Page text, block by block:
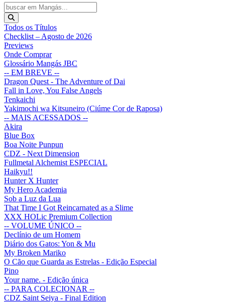
Todos os Títulos
Checklist – Agosto de 2026
Previews
Onde Comprar
Glossário Mangás JBC
-- EM BREVE --
Dragon Quest - The Adventure of Dai
Fall in Love, You False Angels
Tenkaichi
Yakimochi wa Kitsuneiro (Ciúme Cor de Raposa)
-- MAIS ACESSADOS --
Akira
Blue Box
Boa Noite Punpun
CDZ - Next Dimension
Fullmetal Alchemist ESPECIAL
Haikyu!!
Hunter X Hunter
My Hero Academia
Sob a Luz da Lua
That Time I Got Reincarnated as a Slime
XXX HOLic Premium Collection
-- VOLUME ÚNICO --
Declínio de um Homem
Diário dos Gatos: Yon & Mu
My Broken Mariko
O Cão que Guarda as Estrelas - Edição Especial
Pino
Your name. - Edição única
-- PARA COLECIONAR --
CDZ Saint Seiya - Final Edition